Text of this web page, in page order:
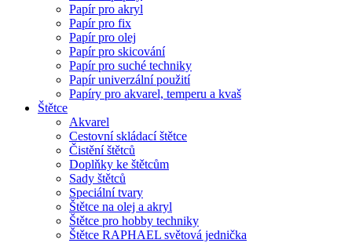
Papír pro akryl
Papír pro fix
Papír pro olej
Papír pro skicování
Papír pro suché techniky
Papír univerzální použití
Papíry pro akvarel, temperu a kvaš
Štětce
Akvarel
Cestovní skládací štětce
Čistění štětců
Doplňky ke štětcům
Sady štětců
Speciální tvary
Štětce na olej a akryl
Štětce pro hobby techniky
Štětce RAPHAEL světová jednička